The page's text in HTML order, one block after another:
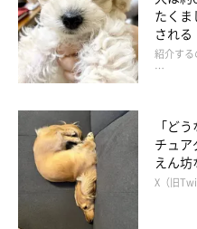
たくま
される
紹介す
…
「ど
チュ
えん坊
X（旧